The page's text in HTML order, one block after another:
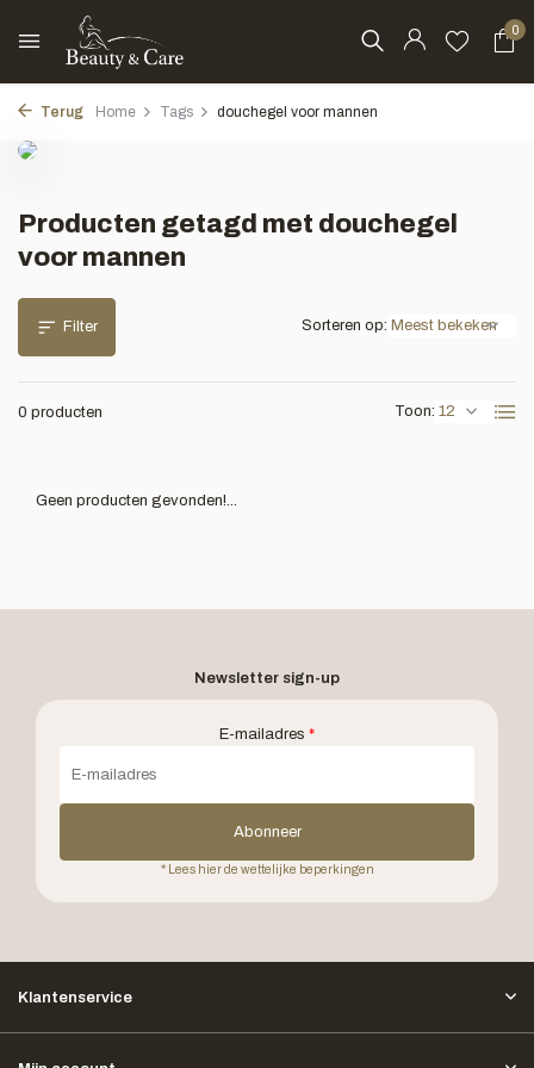
0
Terug Home Tags douchegel voor mannen
Producten getagd met douchegel
voor mannen
Filter
0 producten Toon:
Sorteren op:
Geen producten gevonden!...
Newsletter sign-up
E-mailadres *
Abonneer
* Lees hier de wettelijke beperkingen
Klantenservice